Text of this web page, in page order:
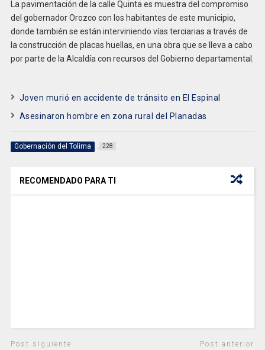
La pavimentación de la calle Quinta es muestra del compromiso
del gobernador Orozco con los habitantes de este municipio,
donde también se están interviniendo vías terciarias a través de
la construcción de placas huellas, en una obra que se lleva a cabo
por parte de la Alcaldía con recursos del Gobierno departamental.
Joven murió en accidente de tránsito en El Espinal
Asesinaron hombre en zona rural del Planadas
Gobernación del Tolima 228
RECOMENDADO PARA TI
Post siguiente Post anterior